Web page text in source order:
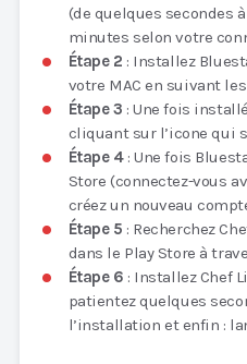
(de quelques secondes
minutes selon votre
Étape 2 : Installez
votre MAC en suivant
Étape 3 : Une fois
cliquant sur l’icone qui
Étape 4: Une fois
Store (connectez-vous
créez un nouveau
Étape 5 : Recherchez
dans le Play Store à
Étape 6 : Installez Chef
patientez quelques
l’installation et enfin :